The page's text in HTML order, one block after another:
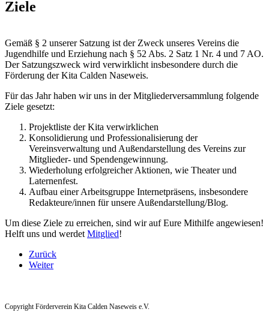
Ziele
Gemäß § 2 unserer Satzung ist der Zweck unseres Vereins die
Jugendhilfe und Erziehung nach § 52 Abs. 2 Satz 1 Nr. 4 und 7 AO.
Der Satzungszweck wird verwirklicht insbesondere durch die
Förderung der Kita Calden Naseweis.
Für das Jahr haben wir uns in der Mitgliederversammlung folgende
Ziele gesetzt:
Projektliste der Kita verwirklichen
Konsolidierung und Professionalisierung der
Vereinsverwaltung und Außendarstellung des Vereins zur
Mitglieder- und Spendengewinnung.
Wiederholung erfolgreicher Aktionen, wie Theater und
Laternenfest.
Aufbau einer Arbeitsgruppe Internetpräsens, insbesondere
Redakteure/innen für unsere Außendarstellung/Blog.
Um diese Ziele zu erreichen, sind wir auf Eure Mithilfe angewiesen!
Helft uns und werdet Mitglied!
Zurück
Weiter
Copyright Förderverein Kita Calden Naseweis e.V.